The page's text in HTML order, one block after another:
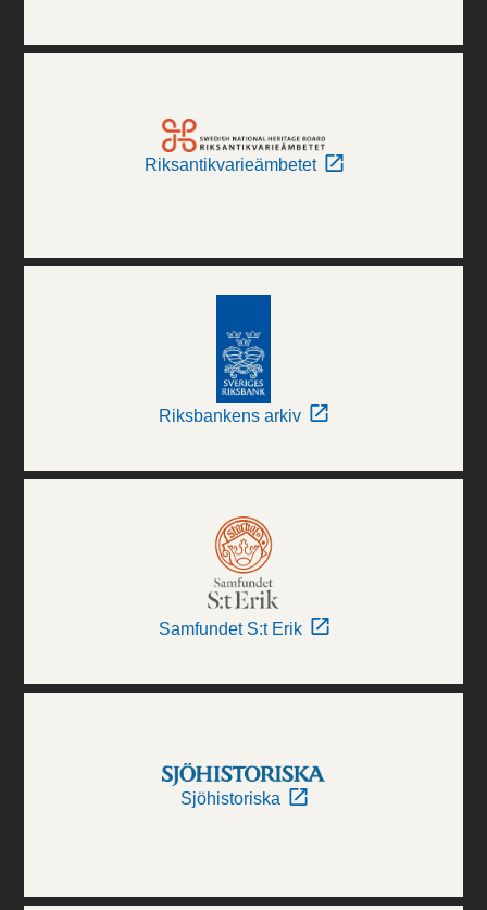
Riksantikvarieämbetet
Riksbankens arkiv
Samfundet S:t Erik
Sjöhistoriska